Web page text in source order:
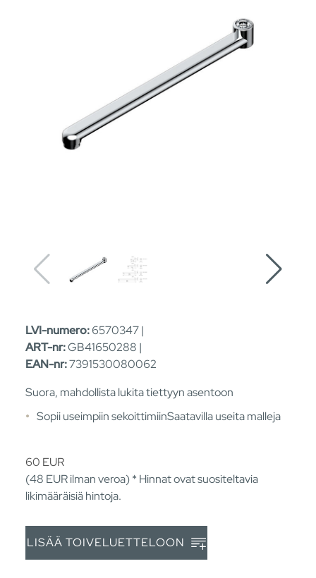
LVI-numero:6570347 |
ART-nr:GB41650288 |
EAN-nr:7391530080062
Suora, mahdollista lukita tiettyyn asentoon
Sopii useimpiin sekoittimiinSaatavilla useita malleja
60 EUR
(48 EURilman veroa) * Hinnat ovat suositeltavia
likimääräisiä hintoja.
LISÄÄ TOIVELUETTELOON